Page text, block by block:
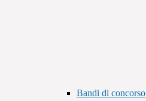
Bandi di concorso